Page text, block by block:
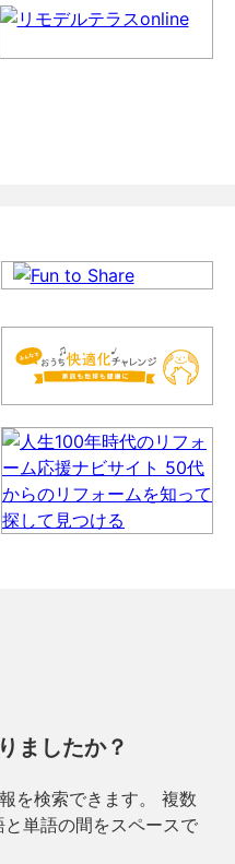
ましたか？
を検索できます。 複数
単語の間をスペースで